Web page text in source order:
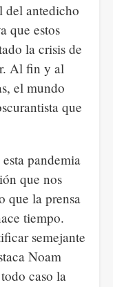
del antedicho
que estos
la crisis de
Al fin y al
el mundo
que
pandemia
que nos
que la prensa
tiempo.
semejante
Noam
caso la